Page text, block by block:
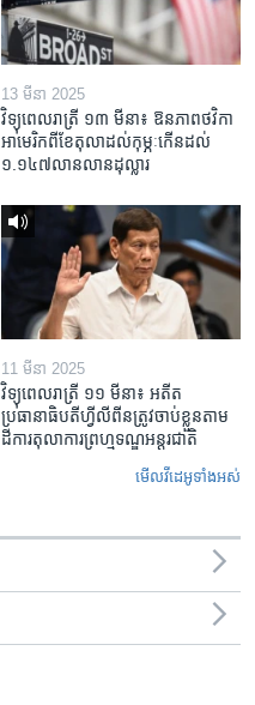
13 មីនា 2025
វិទ្យុពេលរាត្រី ១៣ មីនា៖ ឱនភាព​ថវិកា​
អាមេរិក​ពី​ខែ​តុលា​ដល់​កុម្ភៈ​កើន​ដល់​
១.១៤៧​លានលាន​ដុល្លារ
11 មីនា 2025
វិទ្យុពេលរាត្រី ១១ មីនា៖ អតីត​
ប្រធានាធិបតីហ្វីលីពីន​ត្រូវ​ចាប់ខ្លួនតាម
ដីការ​តុលាការ​ព្រហ្មទណ្ឌ​អន្តរជាតិ
មើល​វីដេអូ​ទាំង​អស់